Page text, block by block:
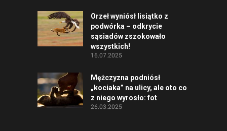
Orzeł wyniósł lisiątko z
podwórka – odkrycie
sąsiadów zszokowało
wszystkich!
16.07.2025
Mężczyzna podniósł
„kociaka” na ulicy, ale oto co
z niego wyrosło: fot
26.03.2025